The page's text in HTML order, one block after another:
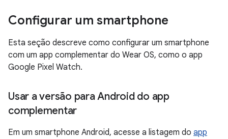
Configurar um smartphone
Esta seção descreve como configurar um smartphone
com um app complementar do Wear OS, como o app
Google Pixel Watch.
Usar a versão para Android do app
complementar
Em um smartphone Android, acesse a listagem do app